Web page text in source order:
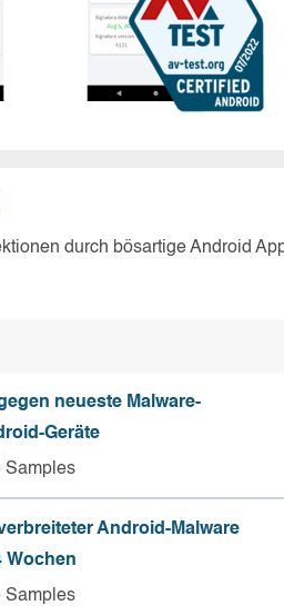
durch bösartige Android
neueste Malware-
Geräte
Samples
Android-Malware
Wochen
Samples